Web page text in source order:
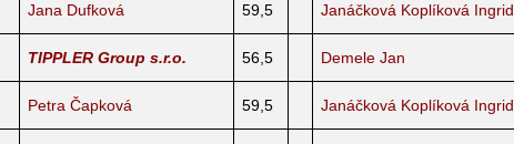
Jana Dufková 59,5 Janáčková Koplíková Ingrid
TIPPLER Group s.r.o. 56,5 Demele Jan
Petra Čapková 59,5 Janáčková Koplíková Ingrid